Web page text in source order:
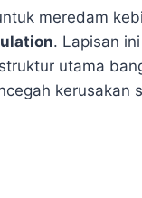
meredam
. Lapisan
utama
kerusakan